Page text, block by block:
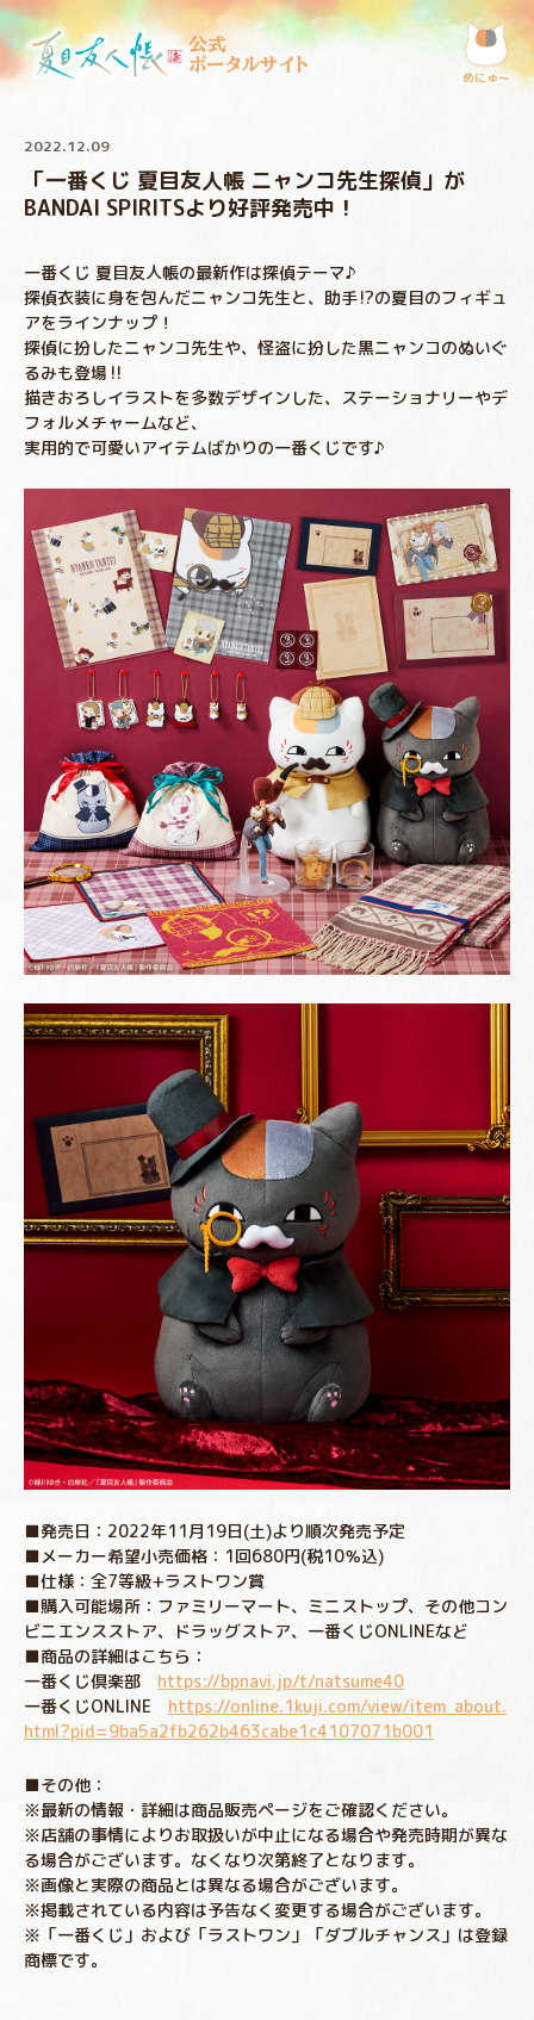
公式
ポータルサイト
めにゅ〜
2022.12.09
「一番くじ 夏目友人帳 ニャンコ先生探偵」が
BANDAI SPIRITSより好評発売中！
一番くじ 夏目友人帳の最新作は探偵テーマ♪
探偵衣装に身を包んだニャンコ先生と、助手⁉の夏目のフィギュ
アをラインナップ！
探偵に扮したニャンコ先生や、怪盗に扮した黒ニャンコのぬいぐ
るみも登場‼
描きおろしイラストを多数デザインした、ステーショナリーやデ
フォルメチャームなど、
実用的で可愛いアイテムばかりの一番くじです♪
■発売日：2022年11月19日(土)より順次発売予定
■メーカー希望小売価格：1回680円(税10％込)
■仕様：全7等級+ラストワン賞
■購入可能場所：ファミリーマート、ミニストップ、その他コン
ビニエンスストア、ドラッグストア、一番くじONLINEなど
■商品の詳細はこちら：
一番くじ倶楽部 https://bpnavi.jp/t/natsume40
一番くじONLINE https://online.1kuji.com/view/item_about.
html?pid=9ba5a2fb262b463cabe1c4107071b001
■その他：
※最新の情報・詳細は商品販売ページをご確認ください。
※店舗の事情によりお取扱いが中止になる場合や発売時期が異な
る場合がございます。なくなり次第終了となります。
※画像と実際の商品とは異なる場合がございます。
※掲載されている内容は予告なく変更する場合がございます。
※「一番くじ」および「ラストワン」「ダブルチャンス」は登録
商標です。